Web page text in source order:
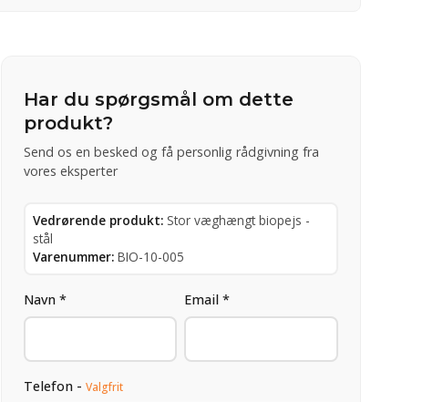
Har du spørgsmål om dette
produkt?
Send os en besked og få personlig rådgivning fra
vores eksperter
Vedrørende produkt: Stor væghængt biopejs -
stål
Varenummer: BIO-10-005
Navn * Email *
Telefon - Valgfrit